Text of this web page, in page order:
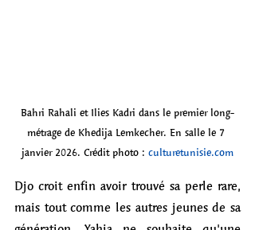
Bahri Rahali et Ilies Kadri dans le premier long-
métrage de Khedija Lemkecher. En salle le 7
janvier 2026. Crédit photo : culturetunisie.com
Djo croit enfin avoir trouvé sa perle rare,
mais tout comme les autres jeunes de sa